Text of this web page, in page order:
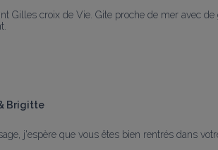
Gilles croix de Vie. Gite proche de mer avec
Brigitte
j'espère que vous êtes bien rentrés dans